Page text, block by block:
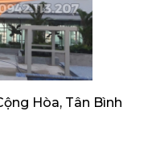
Hòa, Tân Bình